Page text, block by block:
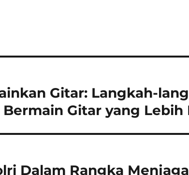
Gitar: Langkah-
Gitar yang Lebih
Dalam Rangka Menjaga